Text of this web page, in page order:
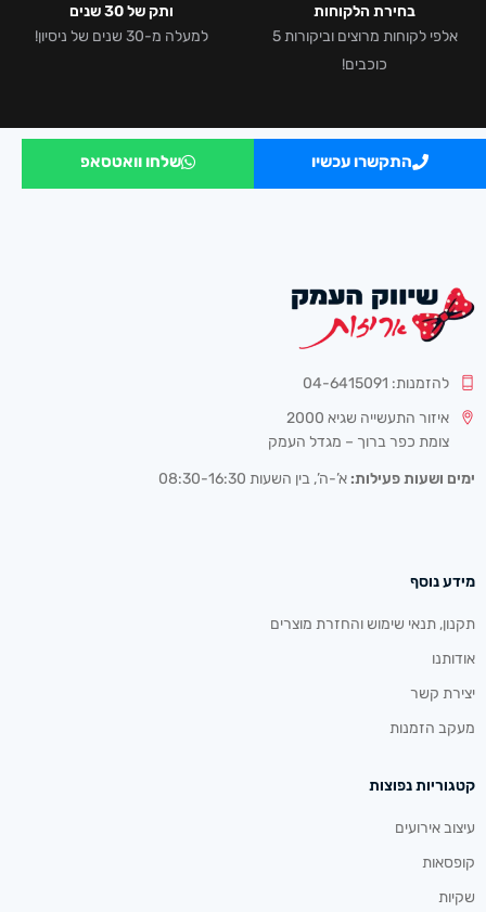
בחירת הלקוחות
אלפי לקוחות מרוצים וביקורות 5
כוכבים!
ותק של 30 שנים
למעלה מ-30 שנים של ניסיון!
התקשרו עכשיו שלחו וואטסאפ
להזמנות: 04-6415091
איזור התעשייה שגיא 2000
צומת כפר ברוך – מגדל העמק
ימים ושעות פעילות: א’-ה’, בין השעות 08:30-16:30
מידע נוסף
תקנון, תנאי שימוש והחזרת מוצרים
אודותנו
יצירת קשר
מעקב הזמנות
קטגוריות נפוצות
עיצוב אירועים
קופסאות
שקיות